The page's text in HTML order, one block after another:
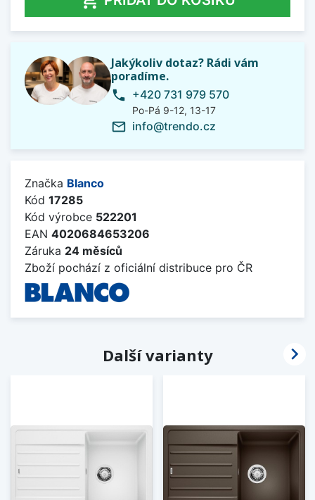
Jakýkoliv dotaz? Rádi vám
poradíme.
phone +420 731 979 570
Po-Pá 9-12, 13-17
mail_outline info@trendo.cz
Značka Blanco
Kód 17285
Kód výrobce 522201
EAN 4020684653206
Záruka 24 měsíců
Zboží pochází z oficiální distribuce pro ČR
Další varianty 